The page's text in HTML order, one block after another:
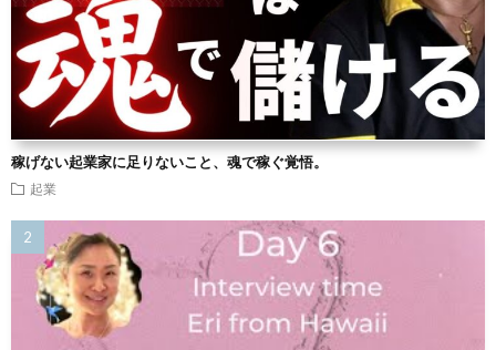
稼げない起業家に足りないこと、魂で稼ぐ覚悟。
起業